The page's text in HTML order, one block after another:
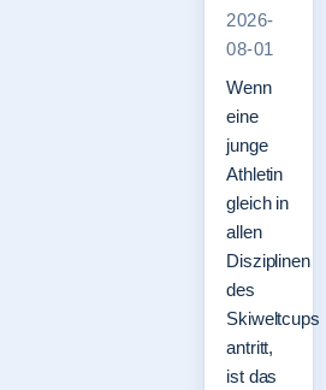
2026-
08-01
Wenn
eine
junge
Athletin
gleich in
allen
Disziplinen
des
Skiweltcups
antritt,
ist das